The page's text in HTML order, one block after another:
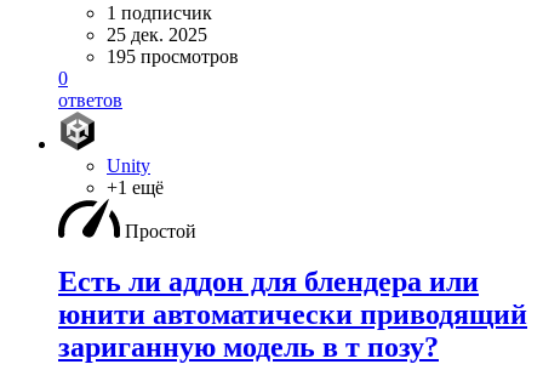
1 подписчик
25 дек. 2025
195 просмотров
0
ответов
Unity
+1 ещё
Простой
Есть ли аддон для блендера или
юнити автоматически приводящий
зариганную модель в т позу?